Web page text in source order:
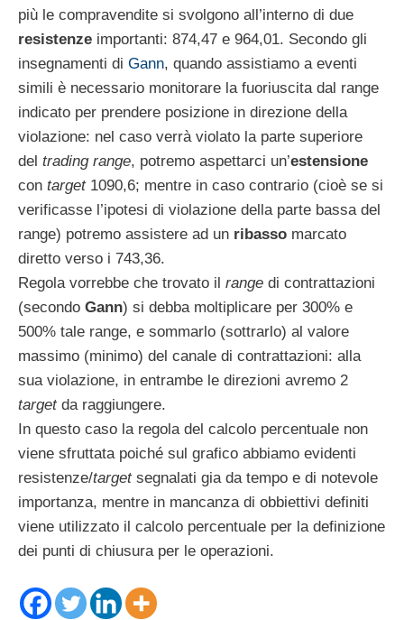
più le compravendite si svolgono all’interno di due
resistenze importanti: 874,47 e 964,01. Secondo gli
insegnamenti di Gann, quando assistiamo a eventi
simili è necessario monitorare la fuoriuscita dal range
indicato per prendere posizione in direzione della
violazione: nel caso verrà violato la parte superiore
del trading range, potremo aspettarci un’estensione
con target1090,6; mentre in caso contrario (cioè se si
verificasse l’ipotesi di violazione della parte bassa del
range) potremo assistere ad un ribasso marcato
diretto verso i 743,36.
Regola vorrebbe che trovato il range di contrattazioni
(secondo Gann) si debba moltiplicare per 300% e
500% tale range, e sommarlo (sottrarlo) al valore
massimo (minimo) del canale di contrattazioni: alla
sua violazione, in entrambe le direzioni avremo 2
targetda raggiungere.
In questo caso la regola del calcolo percentuale non
viene sfruttata poiché sul grafico abbiamo evidenti
resistenze/targetsegnalati gia da tempo e di notevole
importanza, mentre in mancanza di obbiettivi definiti
viene utilizzato il calcolo percentuale per la definizione
dei punti di chiusura per le operazioni.